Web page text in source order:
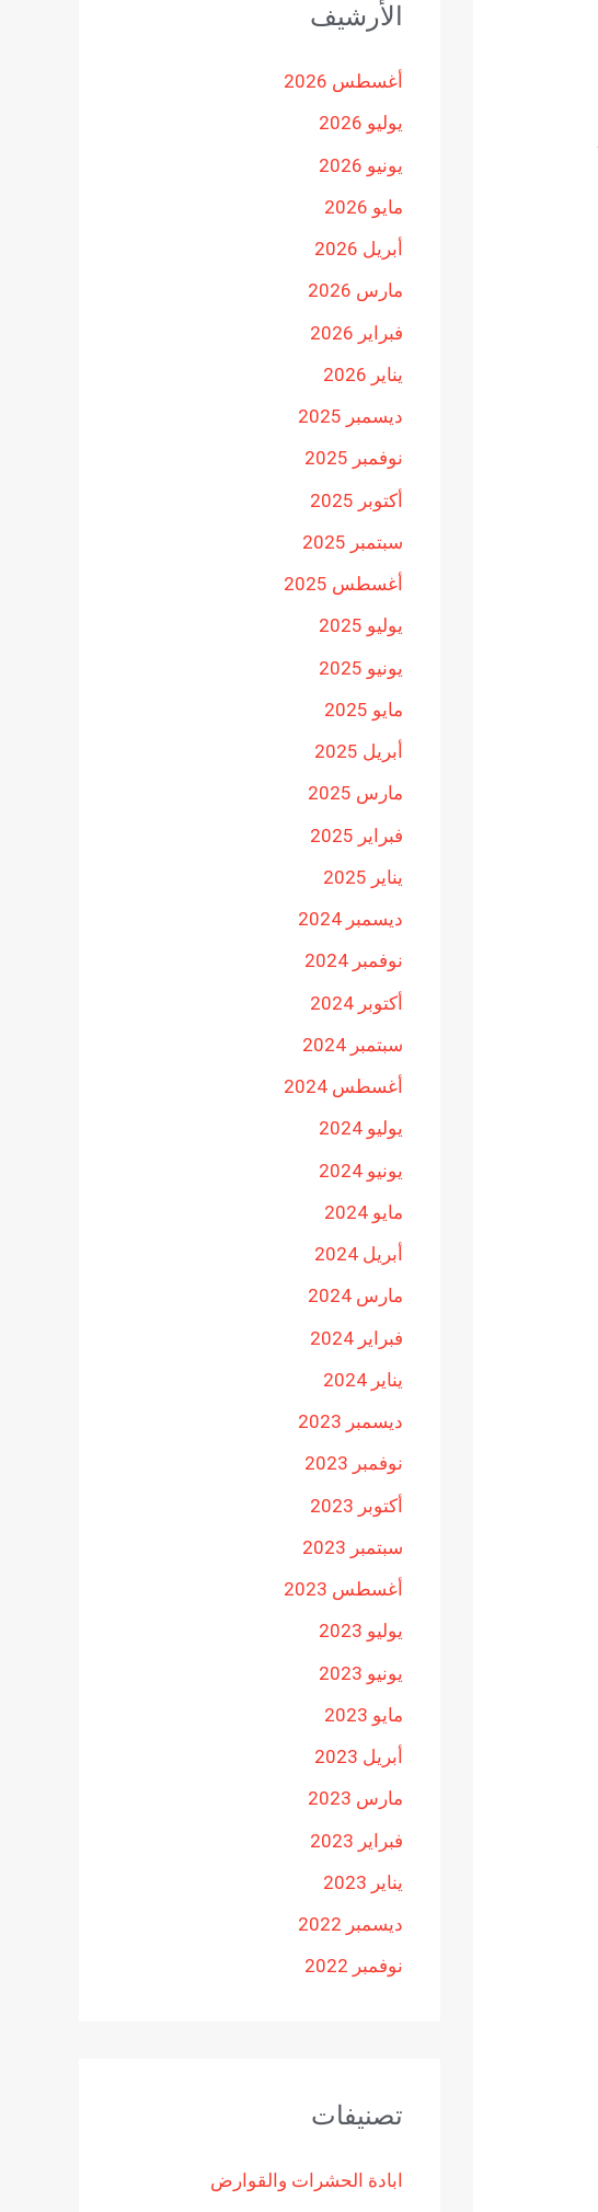
الأرشيف
أغسطس 2026
يوليو 2026
يونيو 2026
مايو 2026
أبريل 2026
مارس 2026
فبراير 2026
يناير 2026
ديسمبر 2025
نوفمبر 2025
أكتوبر 2025
سبتمبر 2025
أغسطس 2025
يوليو 2025
يونيو 2025
مايو 2025
أبريل 2025
مارس 2025
فبراير 2025
يناير 2025
ديسمبر 2024
نوفمبر 2024
أكتوبر 2024
سبتمبر 2024
أغسطس 2024
يوليو 2024
يونيو 2024
مايو 2024
أبريل 2024
مارس 2024
فبراير 2024
يناير 2024
ديسمبر 2023
نوفمبر 2023
أكتوبر 2023
سبتمبر 2023
أغسطس 2023
يوليو 2023
يونيو 2023
مايو 2023
أبريل 2023
مارس 2023
فبراير 2023
يناير 2023
ديسمبر 2022
نوفمبر 2022
تصنيفات
ابادة الحشرات والقوارض